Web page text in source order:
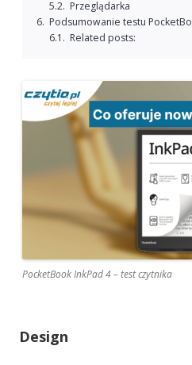
Przeglądarka
Podsumowanie testu
Related posts:
PocketBook InkPad 4 – test czytnika
Design